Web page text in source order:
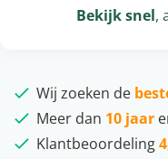
Bekijk snel,
Wij zoeken de
Meer dan 10 jaar
Klantbeoordeling